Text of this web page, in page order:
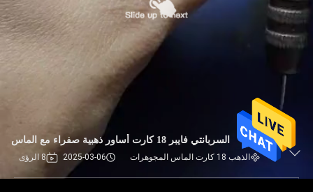
السربانتي فايبر 18 كارت أساور ذهبية صفراء مع الماس
الذهب 18 كارت الماس المجوهرات 2025-03-06 8 الرؤى